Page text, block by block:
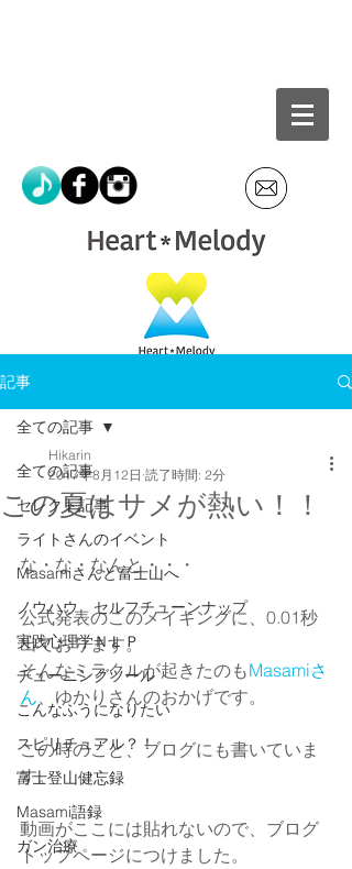
記事
全ての記事
セレクト記事
ライトさんのイベント
Masamiさんと富士山へ
ノウハウ セルフチューンナップ
実践心理学ＮＬＰ
チューニングツール
こんなふうになりたい
スピリチュアル？！
富士登山健忘録
Masami語録
ガン治療
全ての記事
この夏はサメが熱い！！
Hikarin
2017年8月12日 読了時間: 2分
な・な・なんと・・・
公式発表のこのメイキングに、0.01秒
出ております。
そんなミラクルが起きたのもMasamiさ
ん、ゆかりさんのおかげです。
この時のこと、ブログにも書いていま
す。
動画がここには貼れないので、ブログ
トップページにつけました。